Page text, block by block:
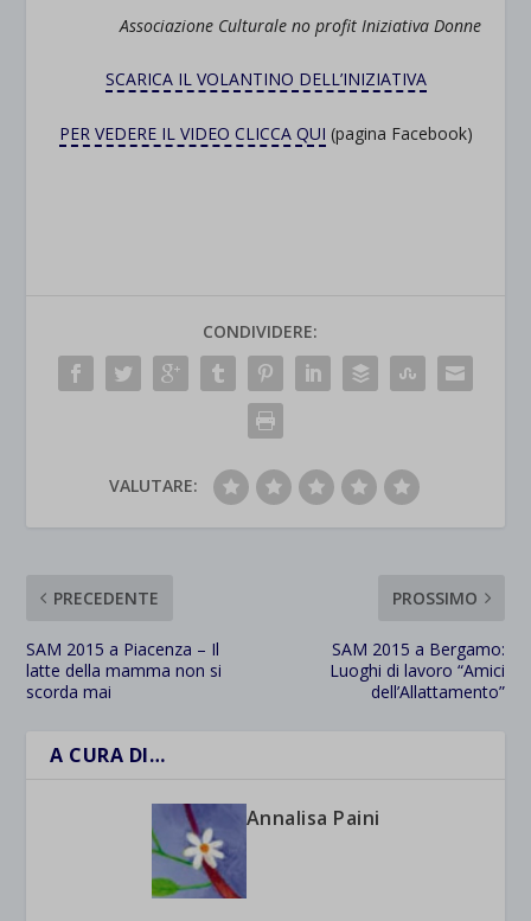
Associazione Culturale no profit Iniziativa Donne
SCARICA IL VOLANTINO DELL’INIZIATIVA
PER VEDERE IL VIDEO CLICCA QUI (pagina Facebook)
CONDIVIDERE:
VALUTARE:
PRECEDENTE
SAM 2015 a Piacenza – Il
latte della mamma non si
scorda mai
PROSSIMO
SAM 2015 a Bergamo:
Luoghi di lavoro “Amici
dell’Allattamento”
A CURA DI…
Annalisa Paini